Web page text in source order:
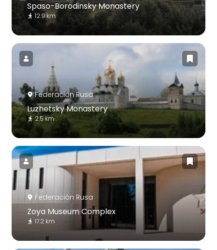
Spaso-Borodinsky Monastery
12.9 km
Federación Rusa
Luzhetsky Monastery
2.5 km
Federación Rusa
Zoya Museum Complex
17.2 km